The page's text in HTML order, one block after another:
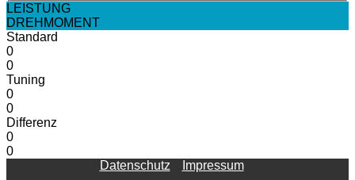
LEISTUNG
DREHMOMENT
Standard
0
0
Tuning
0
0
Differenz
0
0
Datenschutz
Impressum